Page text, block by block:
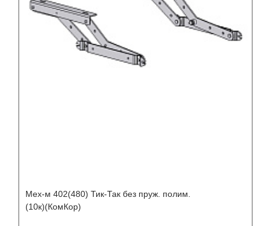
Мех-м 402(480) Тик-Так без пруж. полим.
(10к)(КомКор)